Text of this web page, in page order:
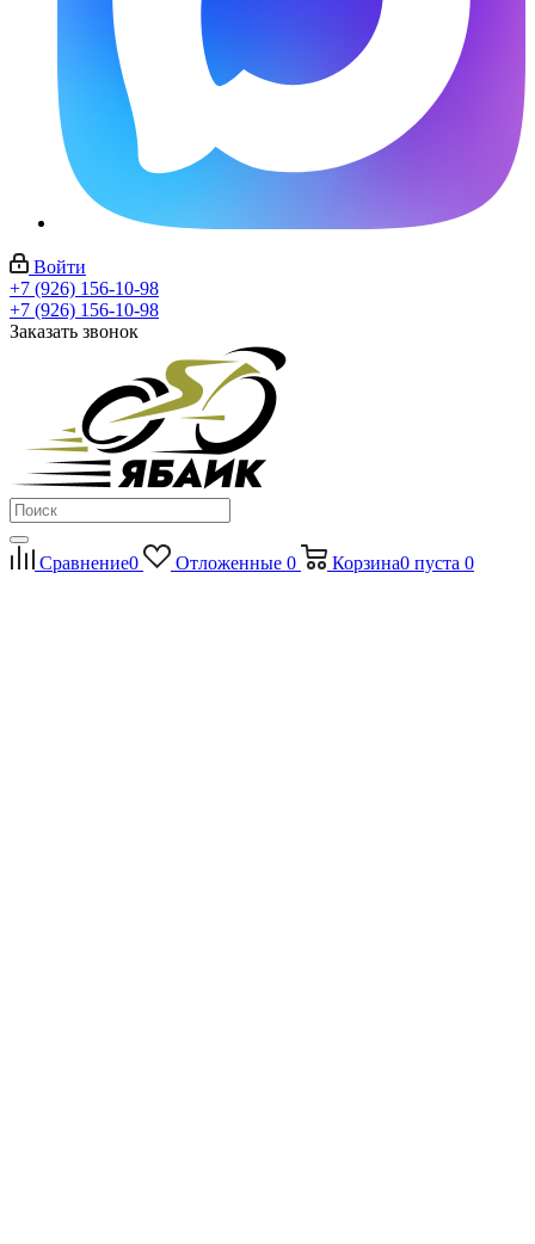
Войти
+7 (926) 156-10-98
+7 (926) 156-10-98
Заказать звонок
Сравнение0 Отложенные 0 Корзина0 пуста 0